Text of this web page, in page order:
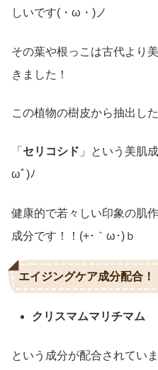
しいです(・ω・)ノ
その葉や根っこは古代より
きました！
この植物の樹皮から抽出し
「 セリコシド 」という美肌
ωﾟ)ﾉ
健康的で若々しい印象の肌
成分です！！(+･｀ω･)ｂ
エイジングケア成分配合！
クリスマムマリチマム
という成分が配合されてい